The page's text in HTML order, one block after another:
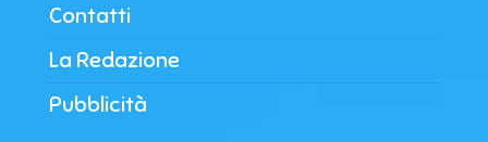
Contatti
La Redazione
Pubblicità